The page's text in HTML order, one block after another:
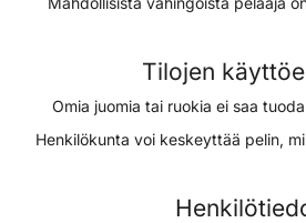
Tilojen
Omia juomia tai ruokia ei saa
Henkilökunta voi keskeyttää pelin,